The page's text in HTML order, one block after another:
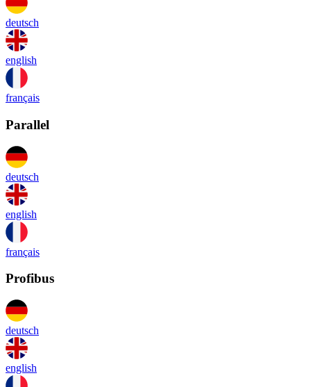
deutsch
english
français
Parallel
deutsch
english
français
Profibus
deutsch
english